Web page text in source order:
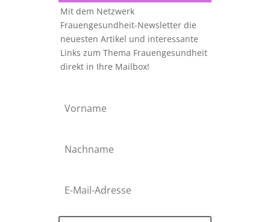
Mit dem Netzwerk
Frauengesundheit-Newsletter die
neuesten Artikel und interessante
Links zum Thema Frauengesundheit
direkt in Ihre Mailbox!